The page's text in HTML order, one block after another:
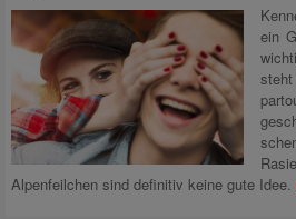
ein
Alpenfeilchen sind definitiv keine gute Idee.